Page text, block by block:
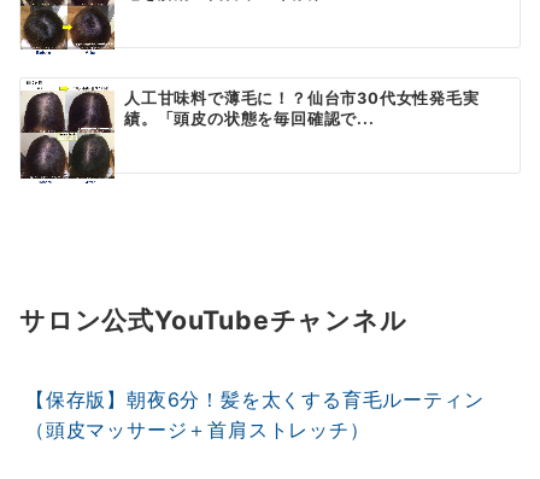
人工甘味料で薄毛に！？仙台市30代女性発毛実
績。「頭皮の状態を毎回確認で...
サロン公式YouTubeチャンネル
【保存版】朝夜6分！髪を太くする育毛ルーティン
（頭皮マッサージ＋首肩ストレッチ）